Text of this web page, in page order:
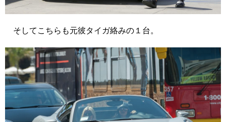
そしてこちらも元彼タイガ絡みの１台。